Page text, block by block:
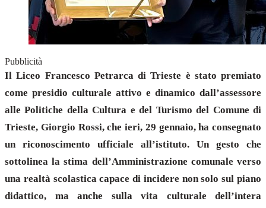
Pubblicità
Il Liceo Francesco Petrarca di Trieste è stato premiato
come presidio culturale attivo e dinamico dall’assessore
alle Politiche della Cultura e del Turismo del Comune di
Trieste, Giorgio Rossi, che ieri, 29 gennaio, ha consegnato
un riconoscimento ufficiale all’istituto. Un gesto che
sottolinea la stima dell’Amministrazione comunale verso
una realtà scolastica capace di incidere non solo sul piano
didattico, ma anche sulla vita culturale dell’intera